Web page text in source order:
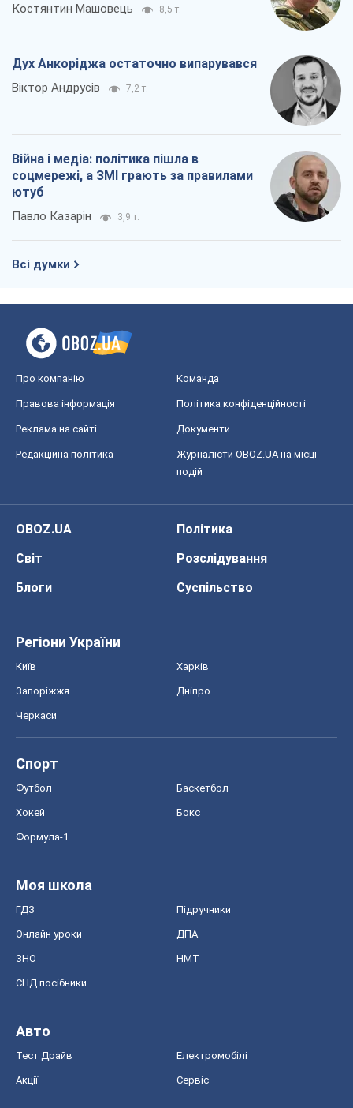
Костянтин Машовець 8,5 т.
Дух Анкоріджа остаточно випарувався
Віктор Андрусів 7,2 т.
Війна і медіа: політика пішла в
соцмережі, а ЗМІ грають за правилами
ютуб
Павло Казарін 3,9 т.
Всі думки
Про компанію Команда
Правова інформація Політика конфіденційності
Реклама на сайті Документи
Редакційна політика
Журналісти OBOZ.UA на місці
подій
OBOZ.UA
Політика
Світ
Розслідування
Блоги
Суспільство
Регіони України
Київ Харків
Запоріжжя Дніпро
Черкаси
Спорт
Футбол Баскетбол
Хокей Бокс
Формула-1
Моя школа
ГДЗ Підручники
Онлайн уроки ДПА
ЗНО НМТ
СНД посібники
Авто
Тест Драйв Електромобілі
Акції Сервіс